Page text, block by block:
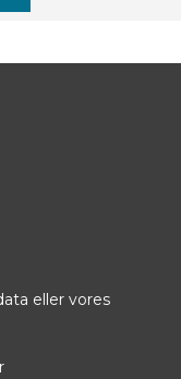
eller vores